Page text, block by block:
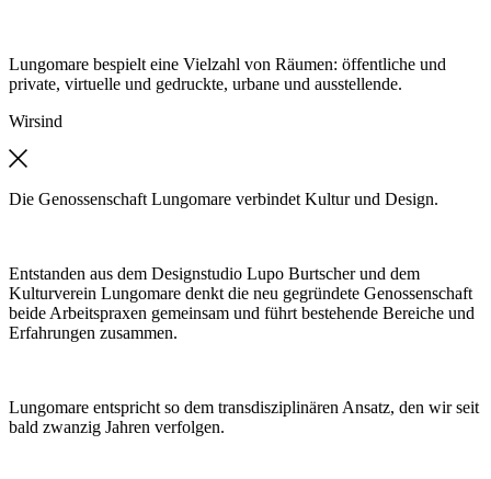
Lungomare bespielt eine Vielzahl von Räumen: öffentliche und
private, virtuelle und gedruckte, urbane und ausstellende.
Wirsind
Die Genossenschaft Lungomare verbindet Kultur und Design.
Entstanden aus dem Designstudio Lupo Burtscher und dem
Kulturverein Lungomare denkt die neu gegründete Genossenschaft
beide Arbeitspraxen gemeinsam und führt bestehende Bereiche und
Erfahrungen zusammen.
Lungomare entspricht so dem transdisziplinären Ansatz, den wir seit
bald zwanzig Jahren verfolgen.